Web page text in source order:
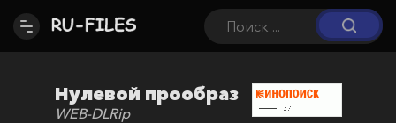
Нулевой прообраз
WEB-DLRip